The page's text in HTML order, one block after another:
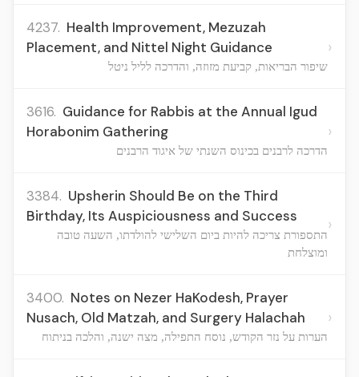
4237. Health Improvement, Mezuzah
Placement, and Nittel Night Guidance
שיפור הבריאות, קביעת מזוזה, והדרכה לליל ניטל
›
3616. Guidance for Rabbis at the Annual Igud
Horabonim Gathering
הדרכה לרבנים בכינוס השנתי של איגוד הרבנים
›
3384. Upsherin Should Be on the Third
Birthday, Its Auspiciousness and Success
התספורת צריכה להיות ביום השלישי להולדתו, השעה טובה
ומוצלחת
›
3400. Notes on Nezer HaKodesh, Prayer
Nusach, Old Matzah, and Surgery Halachah
הערות על נזר הקודש, נוסח התפילה, מצה ישנה, והלכה בניתוח
›